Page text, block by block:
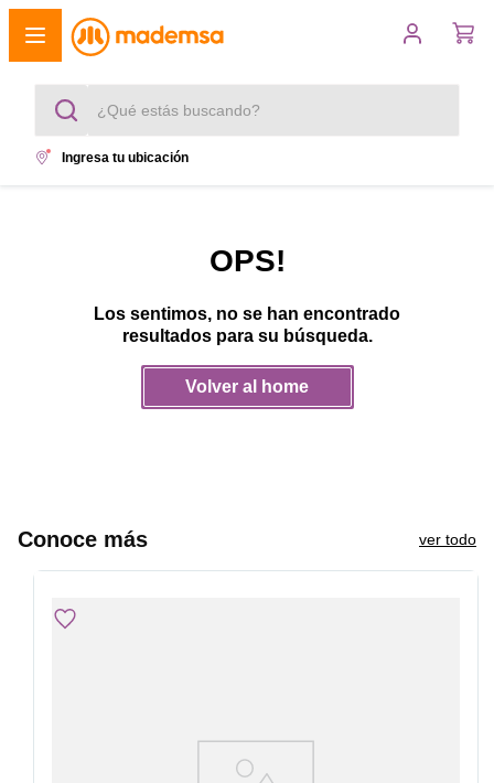
¿Qué estás buscando?
refrigerador
Ingresa tu ubicación
OPS!
Los sentimos, no se han encontrado
resultados para su búsqueda.
Volver al home
Conoce más ver todo